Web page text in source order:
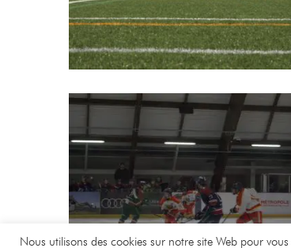
Nous utilisons des cookies sur notre site Web pour